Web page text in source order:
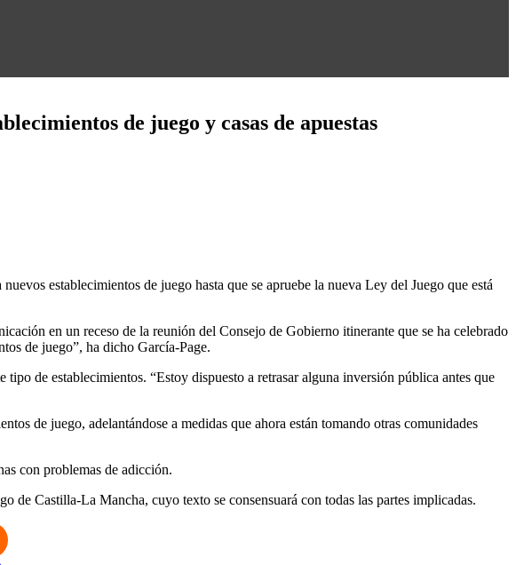
de juego y casas de apuestas
establecimientos de juego hasta que se apruebe la nueva Ley del Juego que está
en un receso de la reunión del Consejo de Gobierno itinerante que se ha celebrado
de juego”, ha dicho García-Page.
de establecimientos. “Estoy dispuesto a retrasar alguna inversión pública antes que
de juego, adelantándose a medidas que ahora están tomando otras comunidades
con problemas de adicción.
de Castilla-La Mancha, cuyo texto se consensuará con todas las partes implicadas.